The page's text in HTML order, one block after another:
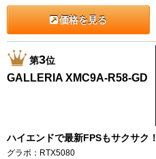
価格を見る
第3位
GALLERIA XMC9A-R58-GD
ハイエンドで最新FPSもサクサク！
グラボ：RTX5080